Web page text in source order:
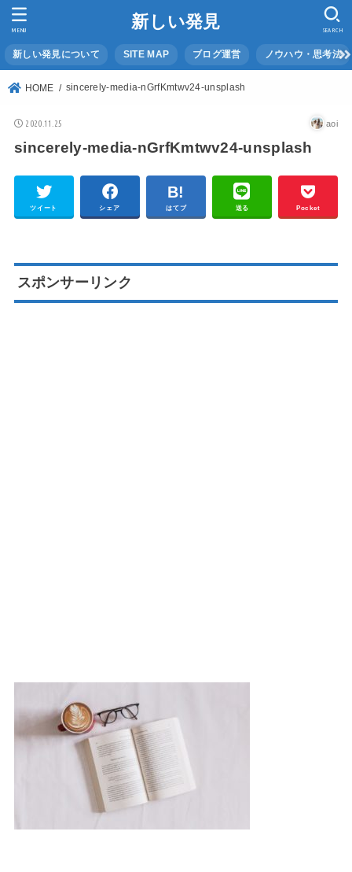
新しい発見
新しい発見について SITE MAP ブログ運営 ノウハウ・思考法
SEARCH
MENU
HOME sincerely-media-nGrfKmtwv24-unsplash
2020.11.25 aoi
sincerely-media-nGrfKmtwv24-unsplash
ツイート シェア はてブ 送る Pocket
スポンサーリンク